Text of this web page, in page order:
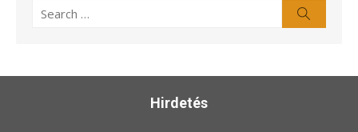
Search
Hirdetés